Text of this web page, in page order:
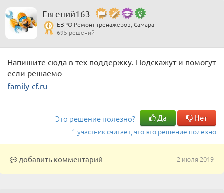
Евгений163
ЕВРО Ремонт тренажеров, Самара
695 решений
Напишите сюда в тех поддержку. Подскажут и помогут
если решаемо
family-cf.ru
Это решение полезно? Да Нет
1 участник считает, что это решение полезно
2 июля 2019
добавить комментарий